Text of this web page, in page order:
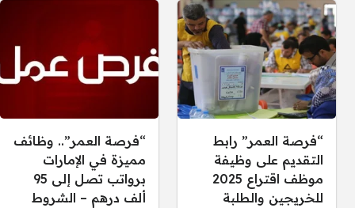
“فرصة العمر” رابط
التقديم على وظيفة
موظف اقتراع 2025
للخريجين والطلبة
“فرصة العمر”.. وظائف
مميزة في الإمارات
برواتب تصل إلى 95
ألف درهم – الشروط